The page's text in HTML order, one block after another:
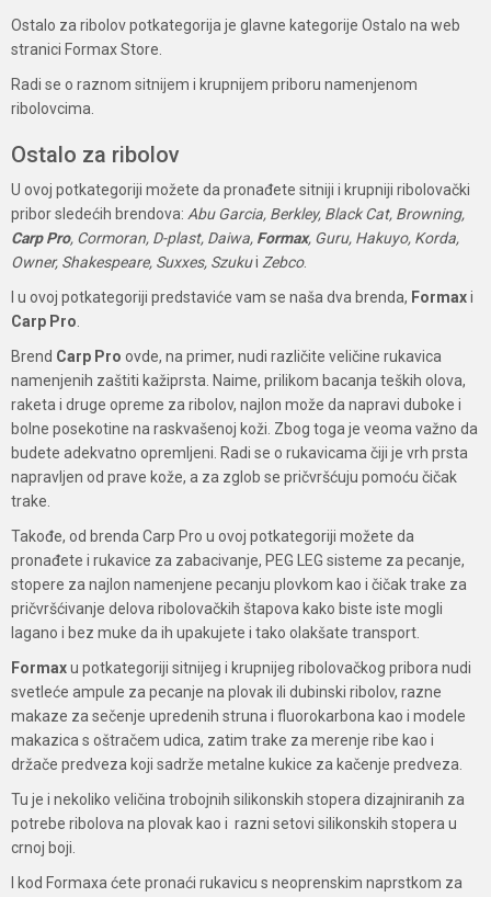
Ostalo za ribolov potkategorija je glavne kategorije Ostalo na web
stranici Formax Store.
Radi se o raznom sitnijem i krupnijem priboru namenjenom
ribolovcima.
Ostalo za ribolov
U ovoj potkategoriji možete da pronađete sitniji i krupniji ribolovački
pribor sledećih brendova: Abu Garcia, Berkley, Black Cat, Browning,
Carp Pro, Cormoran, D-plast, Daiwa, Formax, Guru, Hakuyo, Korda,
Owner, Shakespeare, Suxxes, Szukui Zebco.
I u ovoj potkategoriji predstaviće vam se naša dva brenda, Formaxi
Carp Pro
Brend Carp Pro ovde, na primer, nudi različite veličine rukavica
namenjenih zaštiti kažiprsta. Naime, prilikom bacanja teških olova,
raketa i druge opreme za ribolov, najlon može da napravi duboke i
bolne posekotine na raskvašenoj koži. Zbog toga je veoma važno da
budete adekvatno opremljeni. Radi se o rukavicama čiji je vrh prsta
napravljen od prave kože, a za zglob se pričvršćuju pomoću čičak
trake.
Takođe, od brenda Carp Pro u ovoj potkategoriji možete da
pronađete i rukavice za zabacivanje, PEG LEG sisteme za pecanje,
stopere za najlon namenjene pecanju plovkom kao i čičak trake za
pričvršćivanje delova ribolovačkih štapova kako biste iste mogli
lagano i bez muke da ih upakujete i tako olakšate transport.
Formaxu potkategoriji sitnijeg i krupnijeg ribolovačkog pribora nudi
svetleće ampule za pecanje na plovak ili dubinski ribolov, razne
makaze za sečenje upredenih struna i fluorokarbona kao i modele
makazica s oštračem udica, zatim trake za merenje ribe kao i
držače predveza koji sadrže metalne kukice za kačenje predveza.
Tu je i nekoliko veličina trobojnih silikonskih stopera dizajniranih za
potrebe ribolova na plovak kao i razni setovi silikonskih stopera u
crnoj boji.
I kod Formaxa ćete pronaći rukavicu s neoprenskim naprstkom za